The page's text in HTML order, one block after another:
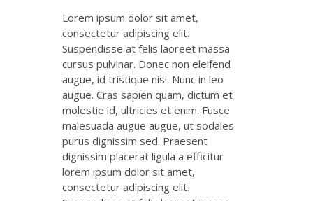
Lorem ipsum dolor sit amet,
consectetur adipiscing elit.
Suspendisse at felis laoreet massa
cursus pulvinar. Donec non eleifend
augue, id tristique nisi. Nunc in leo
augue. Cras sapien quam, dictum et
molestie id, ultricies et enim. Fusce
malesuada augue augue, ut sodales
purus dignissim sed. Praesent
dignissim placerat ligula a efficitur
lorem ipsum dolor sit amet,
consectetur adipiscing elit.